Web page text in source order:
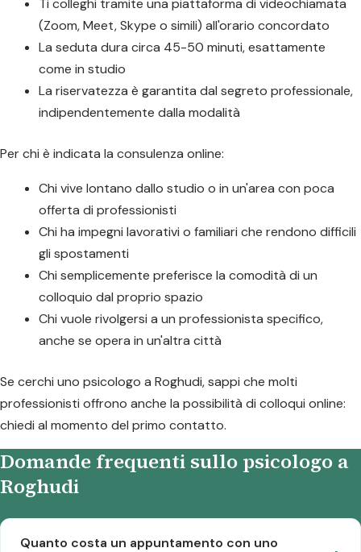
(Zoom, Meet, Skype o simili) all'orario concordato
La seduta dura circa 45-50 minuti, esattamente
come in studio
La riservatezza è garantita dal segreto professionale,
indipendentemente dalla modalità
Per chi è indicata la consulenza online:
Chi vive lontano dallo studio o in un'area con poca
offerta di professionisti
Chi ha impegni lavorativi o familiari che rendono difficili
gli spostamenti
Chi semplicemente preferisce la comodità di un
colloquio dal proprio spazio
Chi vuole rivolgersi a un professionista specifico,
anche se opera in un'altra città
Se cerchi uno psicologo a Roghudi, sappi che molti
professionisti offrono anche la possibilità di colloqui online:
chiedi al momento del primo contatto.
Domande frequenti sullo psicologo a
Roghudi
Quanto costa un appuntamento con uno